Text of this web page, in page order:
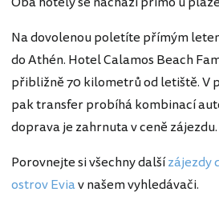
Na dovolenou poletíte přímým
do Athén. Hotel Calamos Beach
přibližně 70 kilometrů od letiště. V
pak transfer probíhá kombinací
doprava je zahrnuta v ceně zájezdu.
Porovnejte si všechny dalšízájezdy
ostrov Eviav našem vyhledávači.